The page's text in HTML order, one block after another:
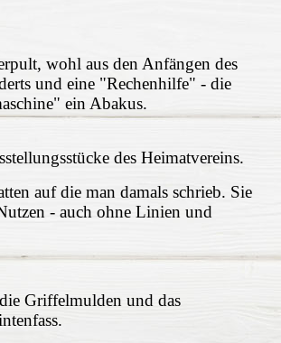
wohl aus den Anfängen des
und eine "Rechenhilfe" - die
ein Abakus.
des Heimatvereins.
auf die man damals schrieb. Sie
- auch ohne Linien und
Griffelmulden und das